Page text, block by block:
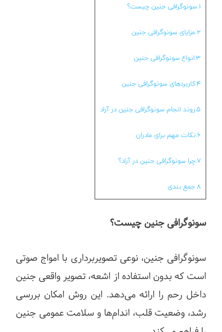
1.سونوگرافی جنین چیست؟
2.مزایای سونوگرافی جنین
3.انواع سونوگرافی جنین
4.کاربردهای سونوگرافی جنین
5.روند انجام سونوگرافی جنین در آراد
6.نکات مهم برای مادران
7.چرا سونوگرافی جنین در آراد؟
8.جمع بندی
سونوگرافی جنین چیست؟
سونوگرافی جنین، نوعی تصویربرداری با امواج صوتی
است که بدون استفاده از اشعه، تصویر واقعی جنین
داخل رحم را ارائه می‌دهد. این روش امکان بررسی
رشد، وضعیت قلب، اندام‌ها و سلامت عمومی جنین